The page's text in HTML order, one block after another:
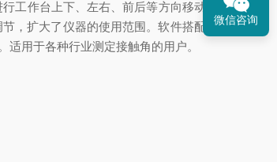
工作台上下、左右、前后等方向移动。实
，扩大了仪器的使用范围。软件搭配修正
用于各种行业测定接触角的用户。
微信咨询